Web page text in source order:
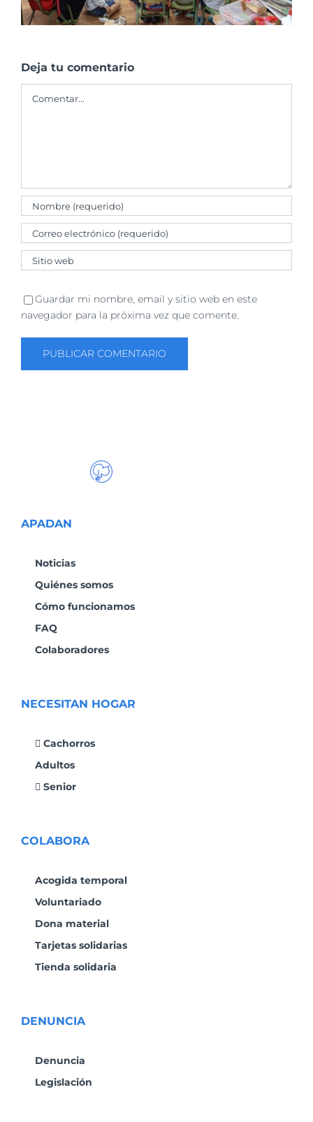
Deja tu comentario
Guardar mi nombre, email y sitio web en este
navegador para la próxima vez que comente.
APADAN
Noticias
Quiénes somos
Cómo funcionamos
FAQ
Colaboradores
NECESITAN HOGAR
Cachorros
Adultos
Senior
COLABORA
Acogida temporal
Voluntariado
Dona material
Tarjetas solidarias
Tienda solidaria
DENUNCIA
Denuncia
Legislación